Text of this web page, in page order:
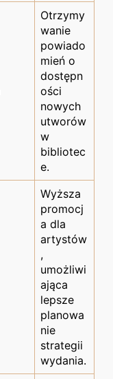
Otrzymy
wanie
powiado
mień o
dostępn
ości
nowych
utworów
w
bibliotec
e.
Wyższa
promocj
a dla
artystów
,
umożliwi
ająca
lepsze
planowa
nie
strategii
wydania.